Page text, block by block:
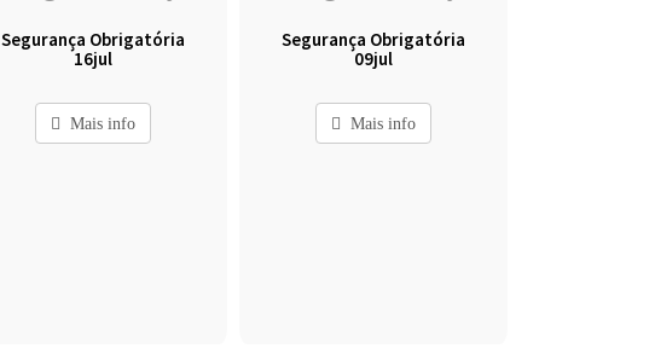
Segurança Obrigatória
16jul
Mais info
Segurança Obrigatória
09jul
Mais info